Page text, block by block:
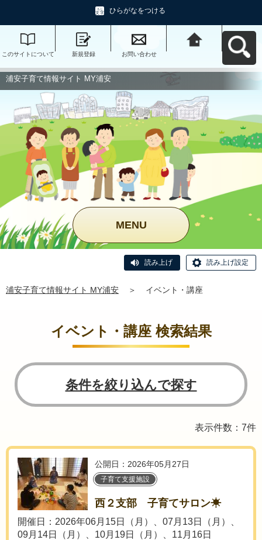
ひらがなをつける
このサイトについて 新規登録 お問い合わせ
浦安子育て情報サイト MY浦安
MENU
読み上げ 読み上げ設定
浦安子育て情報サイト MY浦安 ＞ イベント・講座
イベント・講座 検索結果
条件を絞り込んで探す
表示件数：7件
公開日：2026年05月27日
子育て支援施設
西２支部 子育てサロン☀
開催日：2026年06月15日（月）、07月13日（月）、
09月14日（月）、10月19日（月）、11月16日